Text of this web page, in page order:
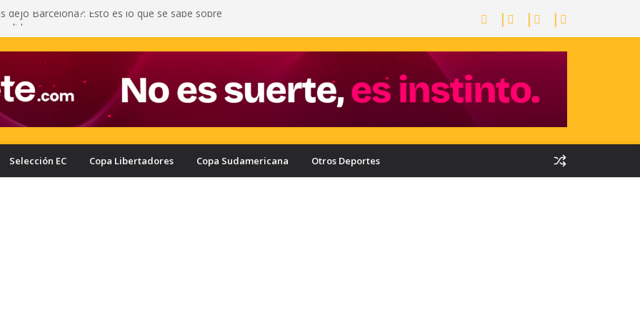
dejó Barcelona?: Esto es lo que se sabe sobre
el ecuatoriano
motivo por el que Enner Valencia no regresaría a
Liga de Quito y Delfín terminó mal: a Juan
le echaron gas lacrimógeno
Selección EC Copa Libertadores Copa Sudamericana Otros Deportes